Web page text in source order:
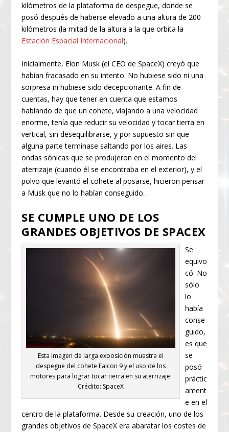
kilómetros de la plataforma de despegue, donde se
posó después de haberse elevado a una altura de 200
kilómetros (la mitad de la altura a la que orbita la
Estación Espacial Internacional).
Inicialmente, Elon Musk (el CEO de SpaceX) creyó que
habían fracasado en su intento. No hubiese sido ni una
sorpresa ni hubiese sido decepcionante. A fin de
cuentas, hay que tener en cuenta que estamos
hablando de que un cohete, viajando a una velocidad
enorme, tenía que reducir su velocidad y tocar tierra en
vertical, sin desequilibrarse, y por supuesto sin que
alguna parte terminase saltando por los aires. Las
ondas sónicas que se produjeron en el momento del
aterrizaje (cuando él se encontraba en el exterior), y el
polvo que levantó el cohete al posarse, hicieron pensar
a Musk que no lo habían conseguido…
SE CUMPLE UNO DE LOS
GRANDES OBJETIVOS DE SPACEX
Esta imagen de larga exposición muestra el
despegue del cohete Falcon 9 y el uso de los
motores para lograr tocar tierra en su aterrizaje.
Crédito: SpaceX
Se
equivo
có. No
sólo
lo
había
conse
guido,
es que
se
posó
práctic
ament
e en el
centro de la plataforma. Desde su creación, uno de los
grandes objetivos de SpaceX era abaratar los costes de